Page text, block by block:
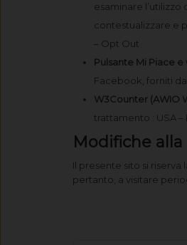
esaminare
contestualizzare e
– Opt Out
Pulsante Mi Piace
Facebook, forniti
W3Counter (AWIO
trattamento : USA –
Modifiche
Il presente sito si
pertanto, a visitare